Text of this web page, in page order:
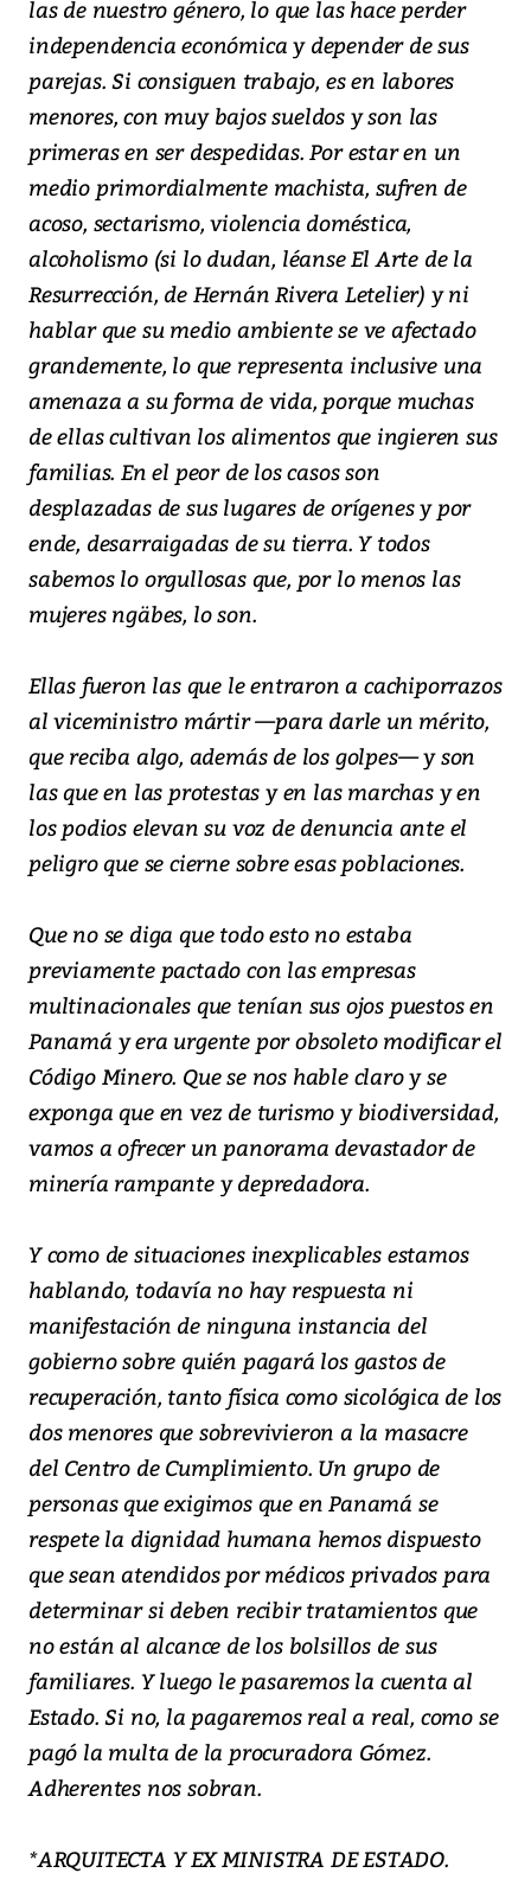
las de nuestro género, lo que las hace perder
independencia económica y depender de sus
parejas. Si consiguen trabajo, es en labores
menores, con muy bajos sueldos y son las
primeras en ser despedidas. Por estar en un
medio primordialmente machista, sufren de
acoso, sectarismo, violencia doméstica,
alcoholismo (si lo dudan, léanse El Arte de la
Resurrección, de Hernán Rivera Letelier) y ni
hablar que su medio ambiente se ve afectado
grandemente, lo que representa inclusive una
amenaza a su forma de vida, porque muchas
de ellas cultivan los alimentos que ingieren sus
familias. En el peor de los casos son
desplazadas de sus lugares de orígenes y por
ende, desarraigadas de su tierra. Y todos
sabemos lo orgullosas que, por lo menos las
mujeres ngäbes, lo son.
Ellas fueron las que le entraron a cachiporrazos
al viceministro mártir —para darle un mérito,
que reciba algo, además de los golpes— y son
las que en las protestas y en las marchas y en
los podios elevan su voz de denuncia ante el
peligro que se cierne sobre esas poblaciones.
Que no se diga que todo esto no estaba
previamente pactado con las empresas
multinacionales que tenían sus ojos puestos en
Panamá y era urgente por obsoleto modificar el
Código Minero. Que se nos hable claro y se
exponga que en vez de turismo y biodiversidad,
vamos a ofrecer un panorama devastador de
minería rampante y depredadora.
Y como de situaciones inexplicables estamos
hablando, todavía no hay respuesta ni
manifestación de ninguna instancia del
gobierno sobre quién pagará los gastos de
recuperación, tanto física como sicológica de los
dos menores que sobrevivieron a la masacre
del Centro de Cumplimiento. Un grupo de
personas que exigimos que en Panamá se
respete la dignidad humana hemos dispuesto
que sean atendidos por médicos privados para
determinar si deben recibir tratamientos que
no están al alcance de los bolsillos de sus
familiares. Y luego le pasaremos la cuenta al
Estado. Si no, la pagaremos real a real, como se
pagó la multa de la procuradora Gómez.
Adherentes nos sobran.
*ARQUITECTA Y EX MINISTRA DE ESTADO.